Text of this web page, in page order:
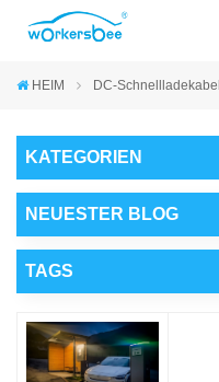
HEIM DC-Schnellladekabel
KATEGORIEN
NEUESTER BLOG
TAGS